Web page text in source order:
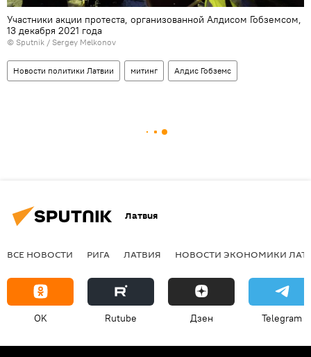
Участники акции протеста, организованной Алдисом Гобземсом,
13 декабря 2021 года
© Sputnik / Sergey Melkonov
Новости политики Латвии митинг Алдис Гобземс
Латвия
ВСЕ НОВОСТИ РИГА ЛАТВИЯ НОВОСТИ ЭКОНОМИКИ
OK Rutube Дзен Telegram